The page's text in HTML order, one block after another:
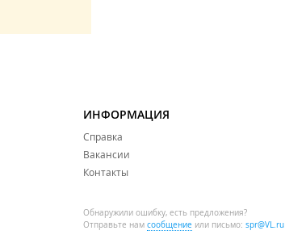
ИНФОРМАЦИЯ
Справка
Вакансии
Контакты
Обнаружили ошибку, есть предложения?
Отправьте нам сообщение или письмо: spr@VL.ru